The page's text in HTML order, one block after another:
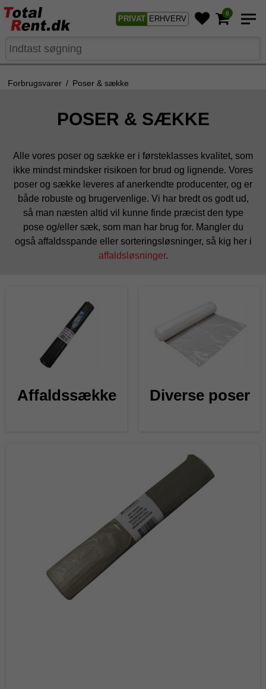
PRIVAT ERHVERV
0
Forbrugsvarer / Poser & sække
POSER & SÆKKE
Alle vores poser og sække er i førsteklasses kvalitet, som
ikke mindst mindsker risikoen for brud og lignende. Vores
poser og sække leveres af anerkendte producenter, og er
både robuste og brugervenlige. Vi har bredt os godt ud,
så man næsten altid vil kunne finde præcist den type
pose og/eller sæk, som man har brug for. Mangler du
også affaldsspande eller sorteringsløsninger, så kig her i
affaldsløsninger.
Affaldssække Diverse poser